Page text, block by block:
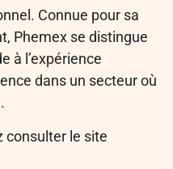
Connue pour sa
Phemex se distingue
à l’expérience
dans un secteur où
consulter le site